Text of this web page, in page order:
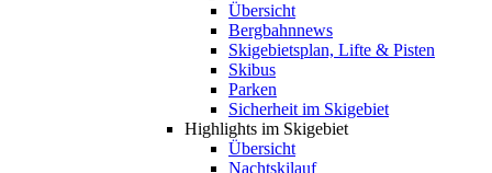
Übersicht
Bergbahnnews
Skigebietsplan, Lifte & Pisten
Skibus
Parken
Sicherheit im Skigebiet
Highlights im Skigebiet
Übersicht
Nachtskilauf